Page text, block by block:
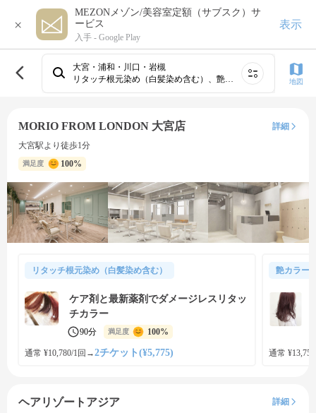
×
MEZONメゾン/美容室定額（サブスク）サ
ービス
入手 - Google Play
表示
大宮・浦和・川口・岩槻
地図
MORIO FROM LONDON 大宮店
詳細
大宮駅より徒歩1分
満足度 100%
リタッチ根元染め（白髪染め含む）
ケア剤と最新薬剤でダメージレスリタッ
チカラー
90分 満足度 100%
通常 ¥10,780/1回 →2チケット(¥5,775)
艶カラー
通常
ヘアリゾートアジア
詳細